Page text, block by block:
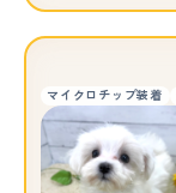
マイクロチップ装着